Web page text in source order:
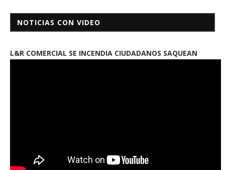
NOTICIAS CON VIDEO
L&R COMERCIAL SE INCENDIA CIUDADANOS SAQUEAN